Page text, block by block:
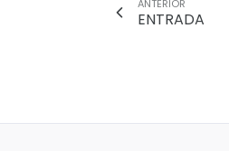
ANTERIOR
ENTRADA